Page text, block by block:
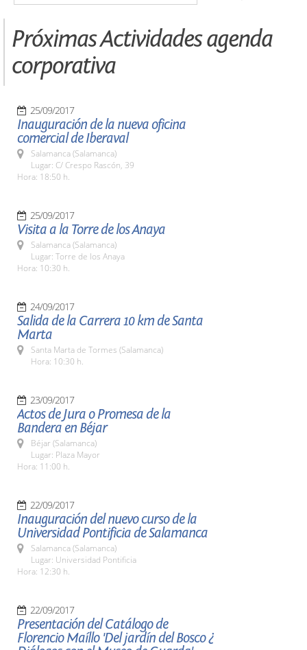
Próximas Actividades agenda
corporativa
25/09/2017
Inauguración de la nueva oficina
comercial de Iberaval
Salamanca (Salamanca)
Lugar: C/ Crespo Rascón, 39
Hora: 18:50 h.
25/09/2017
Visita a la Torre de los Anaya
Salamanca (Salamanca)
Lugar: Torre de los Anaya
Hora: 10:30 h.
24/09/2017
Salida de la Carrera 10 km de Santa
Marta
Santa Marta de Tormes (Salamanca)
Hora: 10:30 h.
23/09/2017
Actos de Jura o Promesa de la
Bandera en Béjar
Béjar (Salamanca)
Lugar: Plaza Mayor
Hora: 11:00 h.
22/09/2017
Inauguración del nuevo curso de la
Universidad Pontificia de Salamanca
Salamanca (Salamanca)
Lugar: Universidad Pontificia
Hora: 12:30 h.
22/09/2017
Presentación del Catálogo de
Florencio Maíllo 'Del jardín del Bosco ¿